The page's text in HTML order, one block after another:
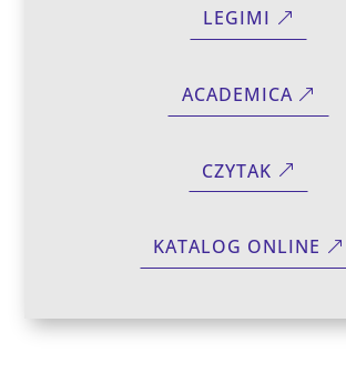
LEGIMI
ACADEMICA
CZYTAK
KATALOG ONLINE